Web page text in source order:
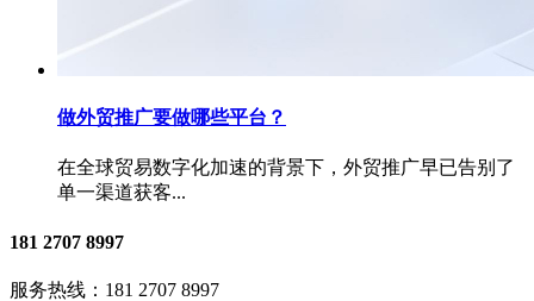
做外贸推广要做哪些平台？
在全球贸易数字化加速的背景下，外贸推广早已告别了
单一渠道获客...
181 2707 8997
服务热线： 181 2707 8997